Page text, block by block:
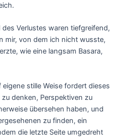
Verlustes waren tiefgreifend,
mir, von dem ich nicht wusste,
wie eine langsam Basara,
stille Weise fordert dieses
denken, Perspektiven zu
übersehen haben, und
zu finden, ein
die letzte Seite umgedreht